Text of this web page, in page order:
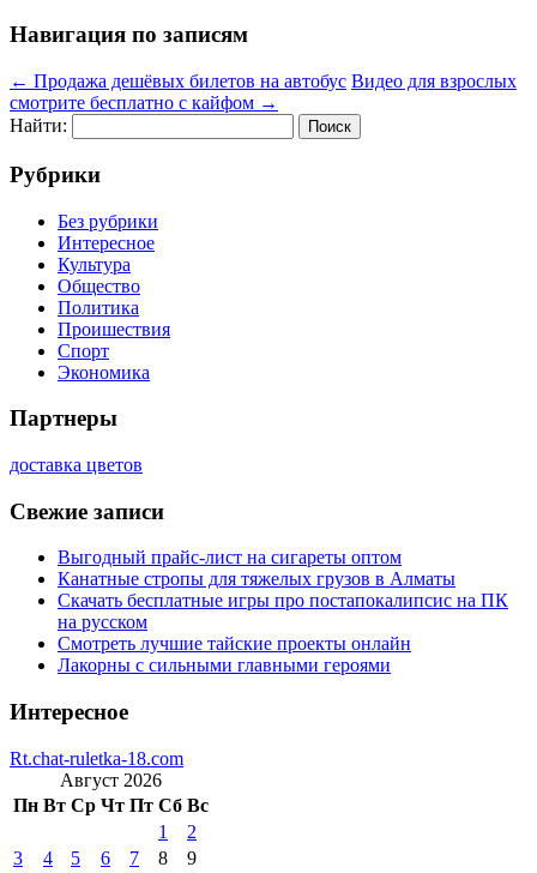
Навигация по записям
← Продажа дешёвых билетов на автобус Видео для взрослых
смотрите бесплатно с кайфом →
Найти:
Рубрики
Без рубрики
Интересное
Культура
Общество
Политика
Проишествия
Спорт
Экономика
Партнеры
доставка цветов
Свежие записи
Выгодный прайс-лист на сигареты оптом
Канатные стропы для тяжелых грузов в Алматы
Скачать бесплатные игры про постапокалипсис на ПК
на русском
Смотреть лучшие тайские проекты онлайн
Лакорны с сильными главными героями
Интересное
Rt.chat-ruletka-18.com
Август 2026
Пн Вт Ср Чт Пт Сб Вс
1
2
3
4 5 6 7 8 9